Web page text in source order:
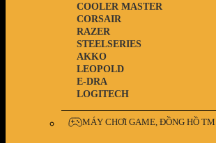
LOGITECH
E-DRA
LEOPOLD
AKKO
STEELSERIES
RAZER
CORSAIR
COOLER MASTER
MÁY CHƠI GAME, ĐỒNG HỒ TM